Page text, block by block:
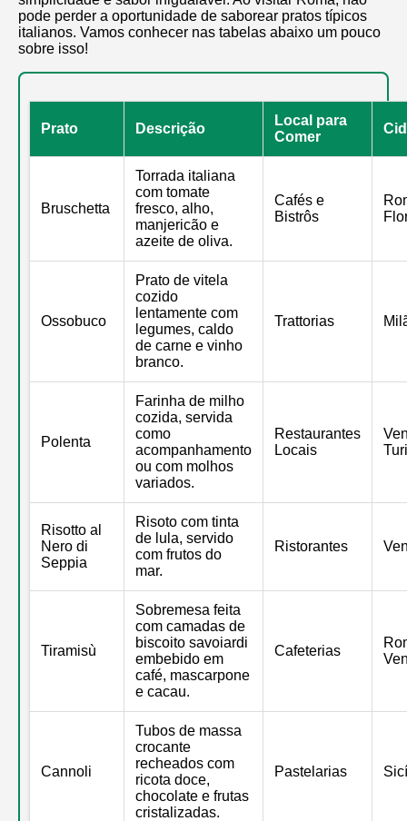
pode perder a oportunidade de saborear pratos típicos
italianos. Vamos conhecer nas tabelas abaixo um pouco
sobre isso!
Prato Descrição
Local para
Comer
Bruschetta
Torrada italiana
com tomate
fresco, alho,
manjericão e
azeite de oliva.
Cafés e
Bistrôs
Ossobuco
Prato de vitela
cozido
lentamente com
legumes, caldo
de carne e vinho
branco.
Trattorias
Polenta
Farinha de milho
cozida, servida
como
acompanhamento
ou com molhos
variados.
Restaurantes
Locais
Risotto al
Nero di
Seppia
Risoto com tinta
de lula, servido
com frutos do
mar.
Ristorantes
Tiramisù
Sobremesa feita
com camadas de
biscoito savoiardi
embebido em
café, mascarpone
e cacau.
Cafeterias
Cannoli
Tubos de massa
crocante
recheados com
ricota doce,
chocolate e frutas
cristalizadas.
Pastelarias